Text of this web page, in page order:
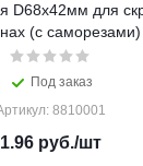
скрытого монтажа
(с
Под заказ
8810001
1.96руб./шт